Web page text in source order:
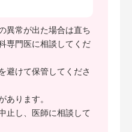
異常が出た場合は直ち
専門医に相談してくだ
避けて保管してくださ
あります。
止し、医師に相談して